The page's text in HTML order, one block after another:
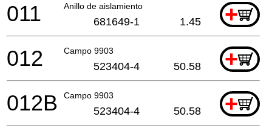
Anillo de aislamiento +
011 681649-1 1.45
Campo 9903 +
012 523404-4 50.58
Campo 9903 +
012B 523404-4 50.58